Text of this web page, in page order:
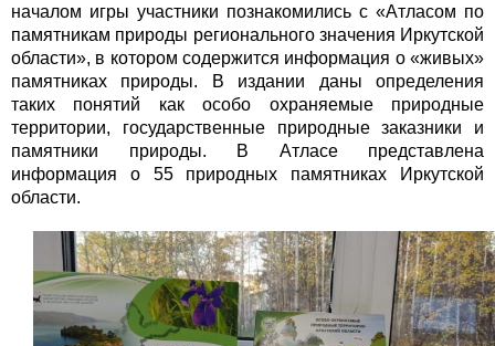
началом игры участники познакомились с «Атласом по
памятникам природы регионального значения Иркутской
области», в котором содержится информация о «живых»
памятниках природы. В издании даны определения
таких понятий как особо охраняемые природные
территории, государственные природные заказники и
памятники природы. В Атласе представлена
информация о 55 природных памятниках Иркутской
области.